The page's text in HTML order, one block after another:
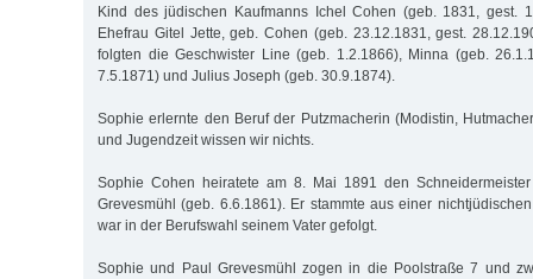
Kind des jüdischen Kaufmanns Ichel Cohen (geb. 1831, gest.
Ehefrau Gitel Jette, geb. Cohen (geb. 23.12.1831, gest.
folgten die Geschwister Line (geb. 1.2.1866), Minna (geb.
7.5.1871) und Julius Joseph (geb. 30.9.1874).
Sophie erlernte den Beruf der Putzmacherin (Modistin,
und Jugendzeit wissen wir nichts.
Sophie Cohen heiratete am 8. Mai 1891 den
Grevesmühl (geb. 6.6.1861). Er stammte aus einer
war in der Berufswahl seinem Vater gefolgt.
Sophie und Paul Grevesmühl zogen in die Poolstraße 7 und